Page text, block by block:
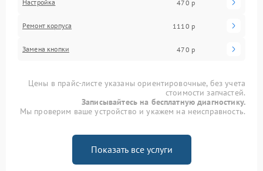
Настройка 470 р
Ремонт корпуса 1110 р
Замена кнопки 470 р
Цены в прайс-листе указаны ориентировочные, без учета
стоимости запчастей.
Записывайтесь на бесплатную диагностику.
Мы проверим ваше устройство и укажем на неисправность.
Показать все услуги